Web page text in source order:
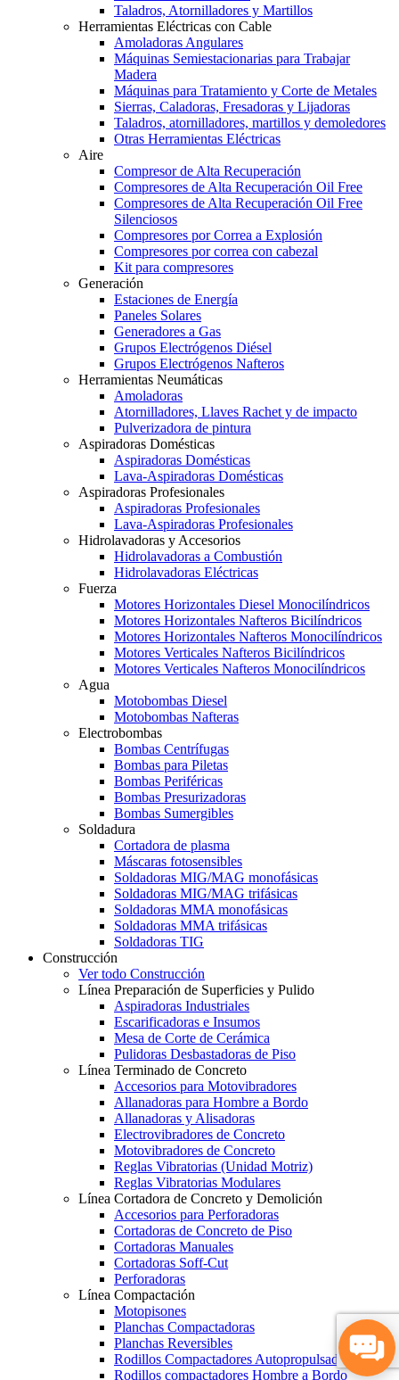
Taladros, Atornilladores y Martillos
Herramientas Eléctricas con Cable
Amoladoras Angulares
Máquinas Semiestacionarias para Trabajar
Madera
Máquinas para Tratamiento y Corte de Metales
Sierras, Caladoras, Fresadoras y Lijadoras
Taladros, atornilladores, martillos y demoledores
Otras Herramientas Eléctricas
Aire
Compresor de Alta Recuperación
Compresores de Alta Recuperación Oil Free
Compresores de Alta Recuperación Oil Free
Silenciosos
Compresores por Correa a Explosión
Compresores por correa con cabezal
Kit para compresores
Generación
Estaciones de Energía
Paneles Solares
Generadores a Gas
Grupos Electrógenos Diésel
Grupos Electrógenos Nafteros
Herramientas Neumáticas
Amoladoras
Atornilladores, Llaves Rachet y de impacto
Pulverizadora de pintura
Aspiradoras Domésticas
Aspiradoras Domésticas
Lava-Aspiradoras Domésticas
Aspiradoras Profesionales
Aspiradoras Profesionales
Lava-Aspiradoras Profesionales
Hidrolavadoras y Accesorios
Hidrolavadoras a Combustión
Hidrolavadoras Eléctricas
Fuerza
Motores Horizontales Diesel Monocilíndricos
Motores Horizontales Nafteros Bicilíndricos
Motores Horizontales Nafteros Monocilíndricos
Motores Verticales Nafteros Bicilíndricos
Motores Verticales Nafteros Monocilíndricos
Agua
Motobombas Diesel
Motobombas Nafteras
Electrobombas
Bombas Centrífugas
Bombas para Piletas
Bombas Periféricas
Bombas Presurizadoras
Bombas Sumergibles
Soldadura
Cortadora de plasma
Máscaras fotosensibles
Soldadoras MIG/MAG monofásicas
Soldadoras MIG/MAG trifásicas
Soldadoras MMA monofásicas
Soldadoras MMA trifásicas
Soldadoras TIG
Construcción
Ver todo Construcción
Línea Preparación de Superficies y Pulido
Aspiradoras Industriales
Escarificadoras e Insumos
Mesa de Corte de Cerámica
Pulidoras Desbastadoras de Piso
Línea Terminado de Concreto
Accesorios para Motovibradores
Allanadoras para Hombre a Bordo
Allanadoras y Alisadoras
Electrovibradores de Concreto
Motovibradores de Concreto
Reglas Vibratorias (Unidad Motriz)
Reglas Vibratorias Modulares
Línea Cortadora de Concreto y Demolición
Accesorios para Perforadoras
Cortadoras de Concreto de Piso
Cortadoras Manuales
Cortadoras Soff-Cut
Perforadoras
Línea Compactación
Motopisones
Planchas Compactadoras
Planchas Reversibles
Rodillos Compactadores Autopropulsados
Rodillos compactadores Hombre a Bordo